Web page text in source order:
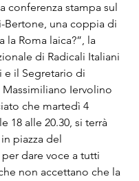
conferenza stampa sul
Bertone, una coppia di
la Roma laica?”, la
di Radicali Italiani
e il Segretario di
Massimiliano Iervolino
che martedì 4
18 alle 20.30, si terrà
piazza del
dare voce a tutti
non accettano che la